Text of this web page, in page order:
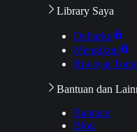
Library Saya
Daftarku
Mengikuti
Riwayat
Bantuan dan
Bantuan
Blog